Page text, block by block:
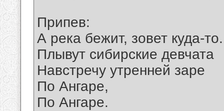
Припев:
А река бежит, зовет куда-
Плывут сибирские девчата
Навстречу утренней заре
По Ангаре,
По Ангаре.